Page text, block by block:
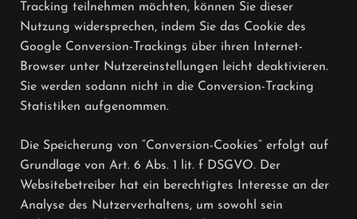
Tracking teilnehmen möchten, können Sie dieser
Nutzung widersprechen, indem Sie das Cookie des
Google Conversion-Trackings über ihren Internet-
Browser unter Nutzereinstellungen leicht deaktivieren.
Sie werden sodann nicht in die Conversion-Tracking
Statistiken aufgenommen.
Die Speicherung von “Conversion-Cookies” erfolgt auf
Grundlage von Art. 6 Abs. 1 lit. f DSGVO. Der
Websitebetreiber hat ein berechtigtes Interesse an der
Analyse des Nutzerverhaltens, um sowohl sein